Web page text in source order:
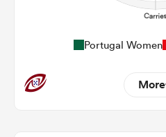
Portugal Women
More